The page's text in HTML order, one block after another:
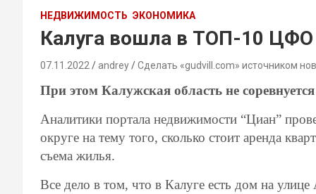
НЕДВИЖИМОСТЬ ЭКОНОМИКА
Калуга вошла в ТОП-10 ЦФО
07.11.2022 andrey Сделать «gudvill.com» источником
При этом Калужская область не
Аналитики портала недвижимости “Циан”
округе на тему того, сколько стоит аренда
съема жилья.
Все дело в том, что в Калуге есть дом на